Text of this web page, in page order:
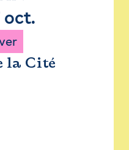
oct.
la Cité